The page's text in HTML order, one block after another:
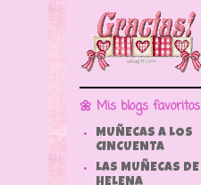
🌼 Mis blogs favoritos
MUÑECAS A LOS
CINCUENTA
LAS MUÑECAS DE
HELENA